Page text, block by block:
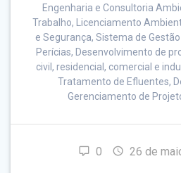
Engenharia e Consultoria
Trabalho, Licenciamento
e Segurança, Sistema de
Perícias, Desenvolvimento de
civil, residencial, comercial e
Tratamento de Efluentes,
Gerenciamento de
0 26 de